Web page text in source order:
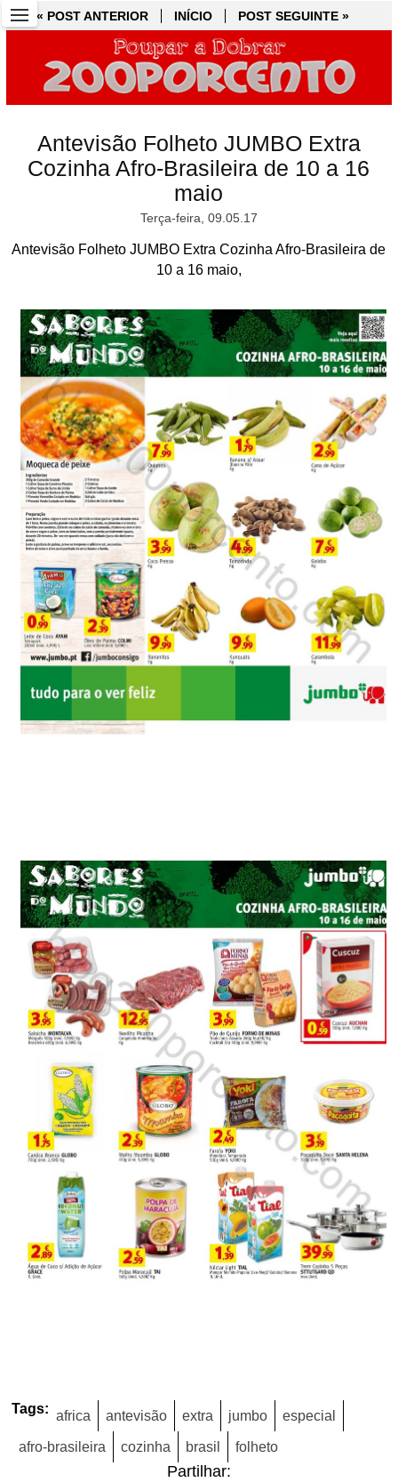
« POST ANTERIOR INÍCIO POST SEGUINTE »
Antevisão Folheto JUMBO Extra
Cozinha Afro-Brasileira de 10 a 16
maio
Terça-feira, 09.05.17
Antevisão Folheto JUMBO Extra Cozinha Afro-Brasileira de
10 a 16 maio,
Tags: africa antevisão extra jumbo especial
afro-brasileira cozinha brasil folheto
Partilhar:
« POST ANTERIOR INÍCIO POST SEGUINTE »